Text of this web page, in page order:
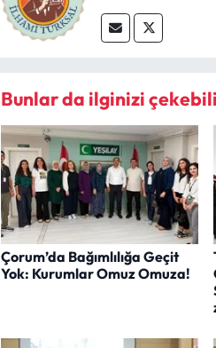
Bunlar da ilginizi
Çorum’da Bağımlılığa Geçit
Yok: Kurumlar Omuz Omuza!